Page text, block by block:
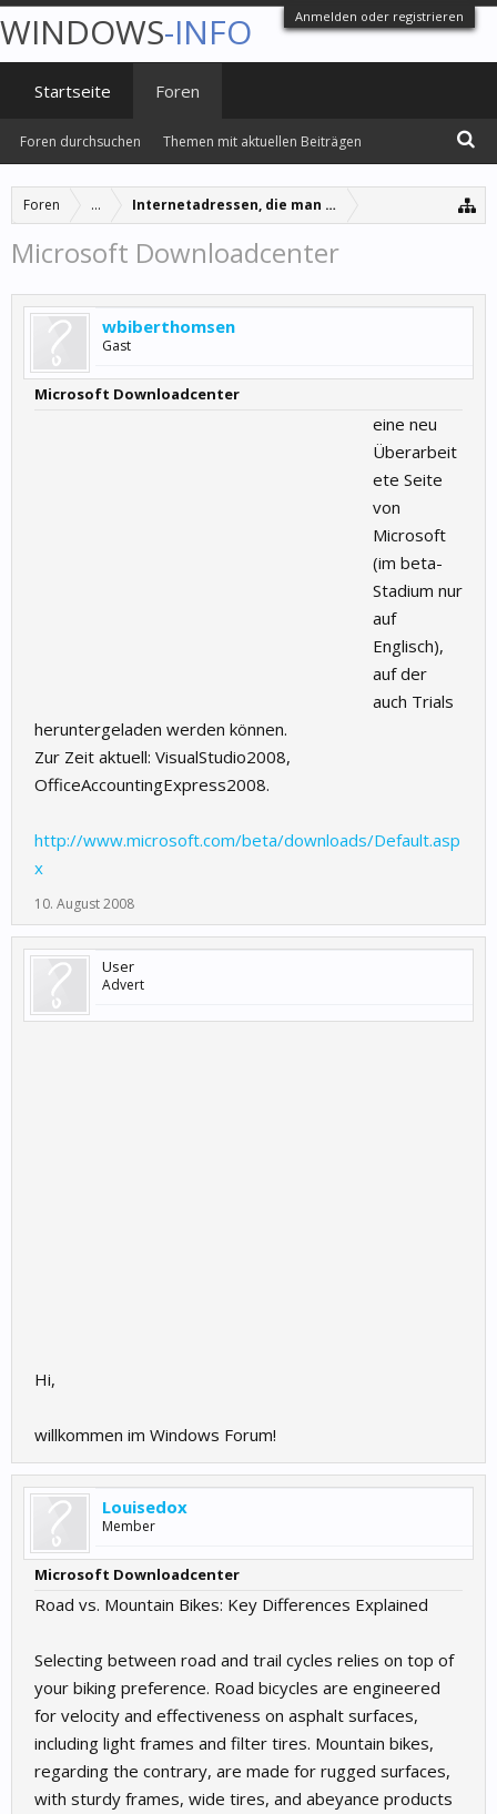
Anmelden oder registrieren
Foren ... Internetadressen, die man einfach kennen muss.
Microsoft Downloadcenter
wbiberthomsen
Gast
Microsoft Downloadcenter
eine neu
Überarbeit
ete Seite
von
Microsoft
(im beta-
Stadium nur
auf
Englisch),
auf der
auch Trials
heruntergeladen werden können.
Zur Zeit aktuell: VisualStudio2008,
OfficeAccountingExpress2008.
http://www.microsoft.com/beta/downloads/Default.asp
x
10. August 2008
User
Advert
Hi,
willkommen im Windows Forum!
Louisedox
Member
Microsoft Downloadcenter
Road vs. Mountain Bikes: Key Differences Explained
Selecting between road and trail cycles relies on top of
your biking preference. Road bicycles are engineered
for velocity and effectiveness on asphalt surfaces,
including light frames and filter tires. Mountain bikes,
regarding the contrary, are made for rugged surfaces,
with sturdy frames, wide tires, and abeyance products
WINDOWS-INFO
Startseite Foren
Foren durchsuchen Themen mit aktuellen Beiträgen